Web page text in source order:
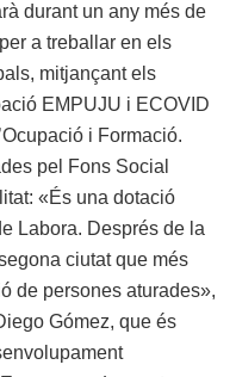
durant un any més de
a treballar en els
mitjançant els
EMPUJU i ECOVID
i Formació.
pel Fons Social
«És una dotació
Labora. Després de la
ciutat que més
de persones aturades»,
Gómez, que és